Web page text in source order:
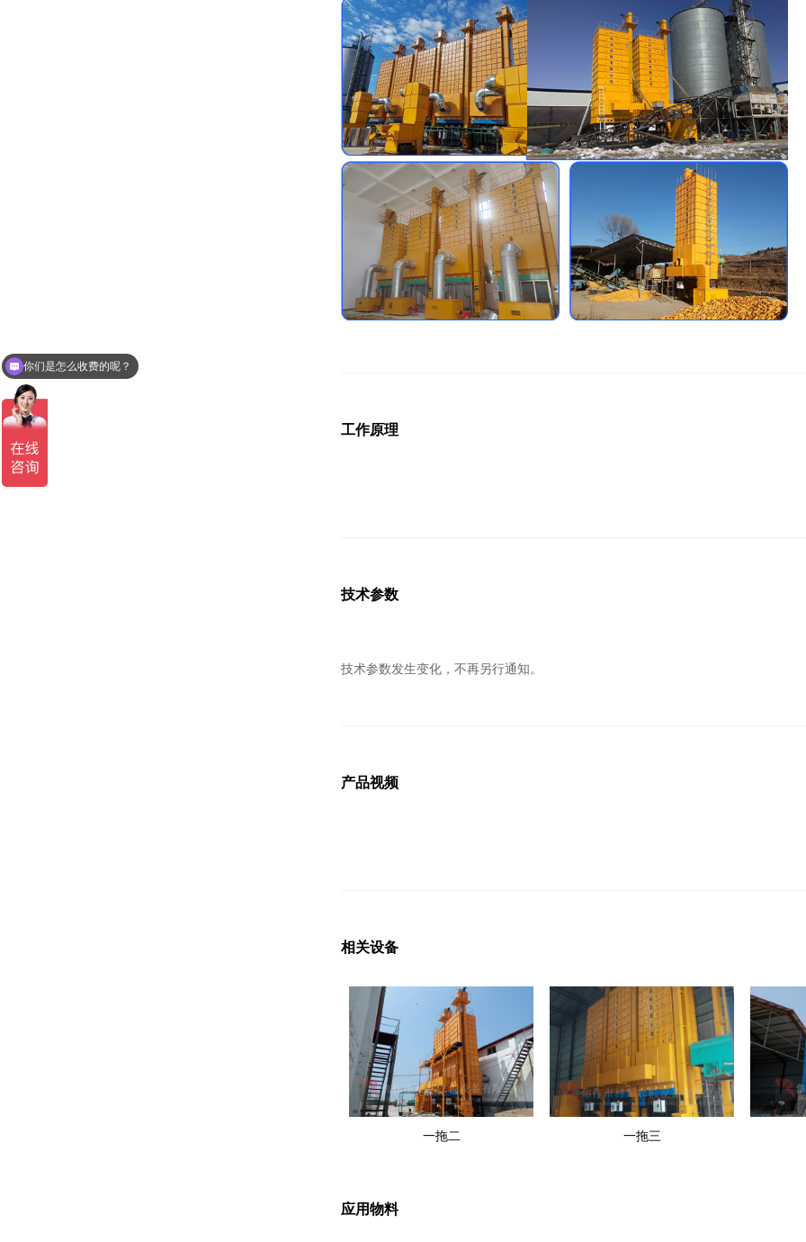
工作原理
技术参数
技术参数发生变化，不再另行通知。
产品视频
相关设备
一拖二 一拖三
应用物料
你们是怎么收费的呢？
现在有优惠活动么？